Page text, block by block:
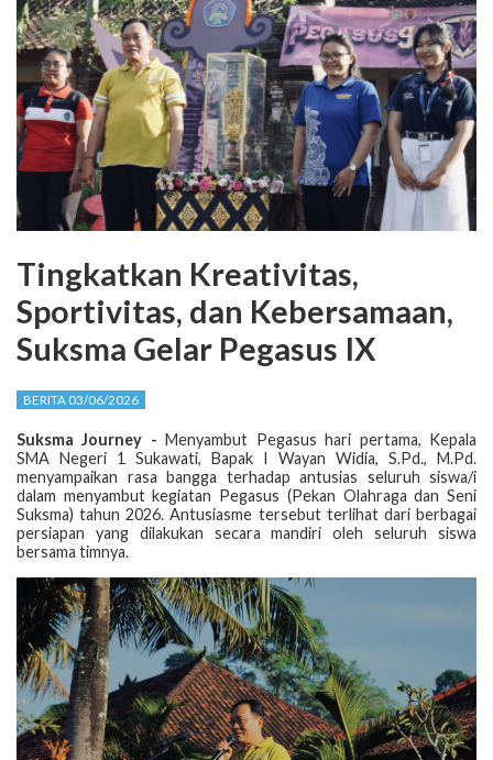
Tingkatkan Kreativitas,
Sportivitas, dan Kebersamaan,
Suksma Gelar Pegasus IX
BERITA 03/06/2026
Suksma Journey -Menyambut Pegasus hari pertama, Kepala
SMA Negeri 1 Sukawati, Bapak I Wayan Widia, S.Pd., M.Pd.
menyampaikan rasa bangga terhadap antusias seluruh siswa/i
dalam menyambut kegiatan Pegasus (Pekan Olahraga dan Seni
Suksma) tahun 2026. Antusiasme tersebut terlihat dari berbagai
persiapan yang dilakukan secara mandiri oleh seluruh siswa
bersama timnya.